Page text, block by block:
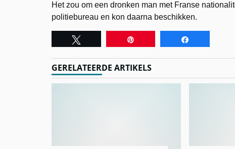
Het zou om een dronken man met Franse
politiebureau en kon daarna beschikken.
GERELATEERDE ARTIKELS